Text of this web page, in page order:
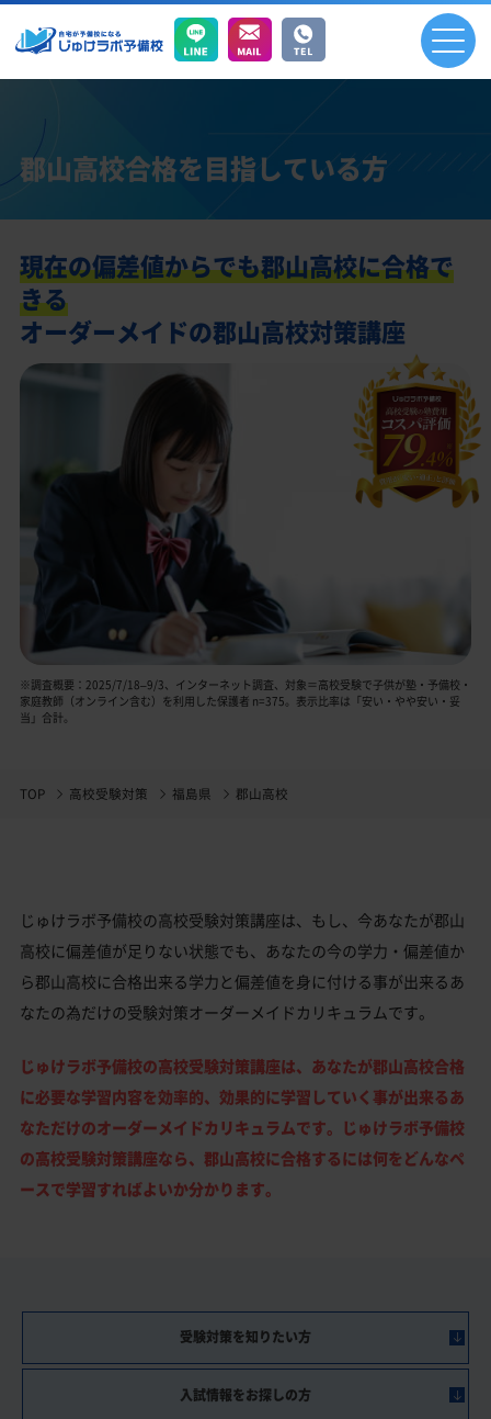
郡山高校合格を目指している方
現在の偏差値からでも郡山高校に合格で
きる
オーダーメイドの郡山高校対策講座
※調査概要：2025/7/18–9/3、インターネット調査、対象＝高校受験で子供が塾・予備校・
家庭教師（オンライン含む）を利用した保護者 n=375。表示比率は「安い・やや安い・妥
当」合計。
TOP 高校受験対策 福島県 郡山高校
じゅけラボ予備校の高校受験対策講座は、もし、今あなたが郡山
高校に偏差値が足りない状態でも、あなたの今の学力・偏差値か
ら郡山高校に合格出来る学力と偏差値を身に付ける事が出来るあ
なたの為だけの受験対策オーダーメイドカリキュラムです。
じゅけラボ予備校の高校受験対策講座は、あなたが郡山高校合格
に必要な学習内容を効率的、効果的に学習していく事が出来るあ
なただけのオーダーメイドカリキュラムです。じゅけラボ予備校
の高校受験対策講座なら、郡山高校に合格するには何をどんなペ
ースで学習すればよいか分かります。
受験対策を知りたい方
入試情報をお探しの方